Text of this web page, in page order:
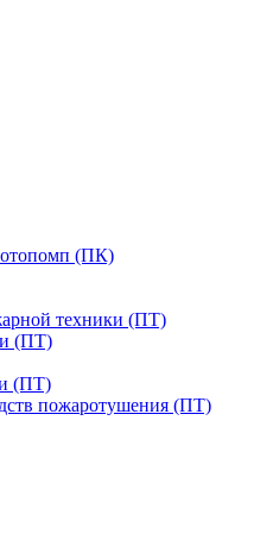
(ПК)
техники (ПТ)
(ПТ)
(ПТ)
пожаротушения (ПТ)